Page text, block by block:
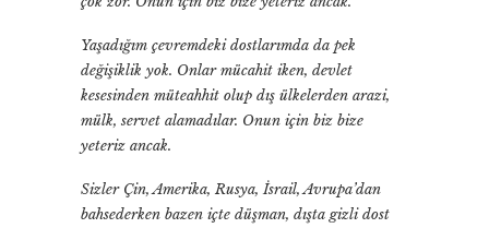
Yaşadığım çevremdeki dostlarımda da pek
değişiklik yok. Onlar mücahit iken, devlet
kesesinden müteahhit olup dış ülkelerden arazi,
mülk, servet alamadılar. Onun için biz bize
yeteriz ancak.
Sizler Çin, Amerika, Rusya, İsrail, Avrupa’dan
bahsederken bazen içte düşman, dışta gizli dost